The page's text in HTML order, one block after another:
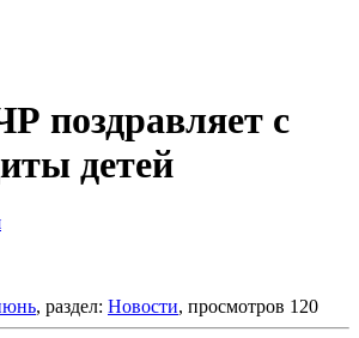
с
детей
, раздел: Новости, просмотров 120